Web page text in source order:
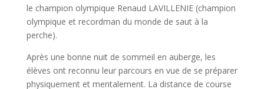
le champion olympique Renaud LAVILLENIE (champion
olympique et recordman du monde de saut à la
perche).
Après une bonne nuit de sommeil en auberge, les
élèves ont reconnu leur parcours en vue de se préparer
physiquement et mentalement. La distance de course